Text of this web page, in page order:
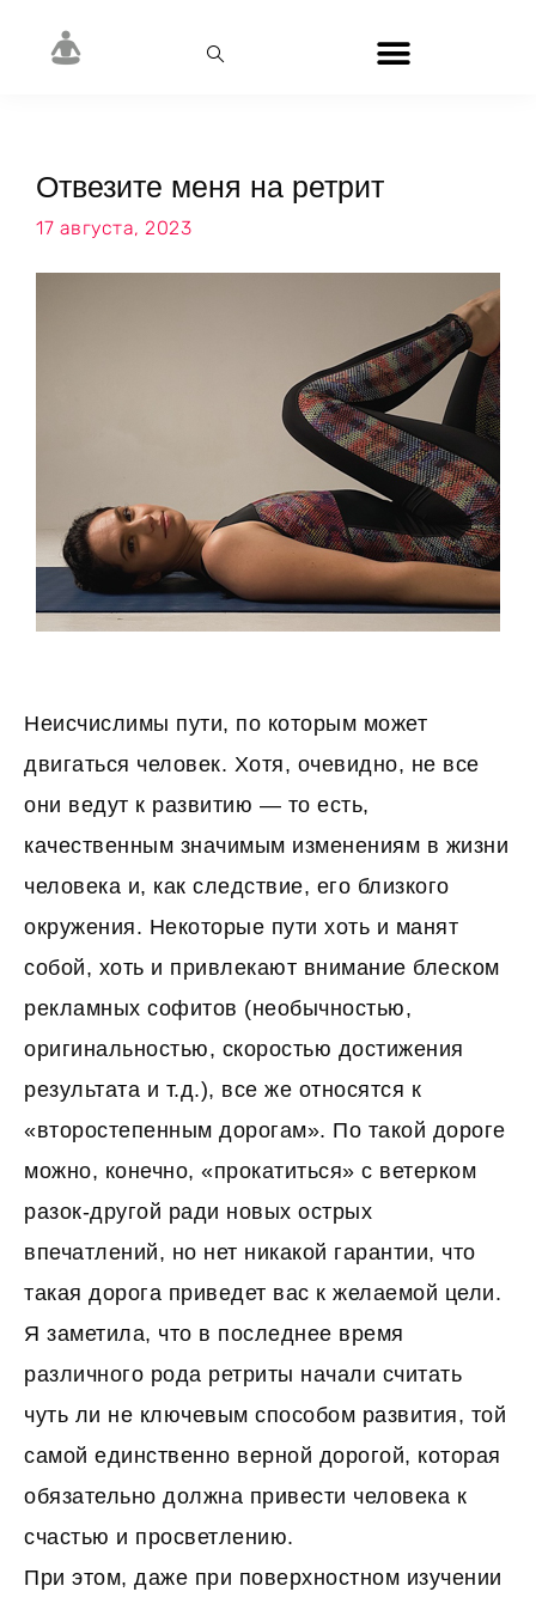
Отвезите меня на ретрит
17 августа, 2023
Неисчислимы пути, по которым может
двигаться человек. Хотя, очевидно, не все
они ведут к развитию — то есть,
качественным значимым изменениям в жизни
человека и, как следствие, его близкого
окружения. Некоторые пути хоть и манят
собой, хоть и привлекают внимание блеском
рекламных софитов (необычностью,
оригинальностью, скоростью достижения
результата и т.д.), все же относятся к
«второстепенным дорогам». По такой дороге
можно, конечно, «прокатиться» с ветерком
разок-другой ради новых острых
впечатлений, но нет никакой гарантии, что
такая дорога приведет вас к желаемой цели.
Я заметила, что в последнее время
различного рода ретриты начали считать
чуть ли не ключевым способом развития, той
самой единственно верной дорогой, которая
обязательно должна привести человека к
счастью и просветлению.
При этом, даже при поверхностном изучении